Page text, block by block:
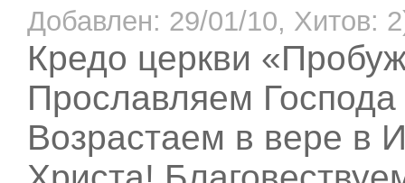
Добавлен: 29/01/10, Хитов:
Кредо церкви
Прославляем Господа
Возрастаем в вере в